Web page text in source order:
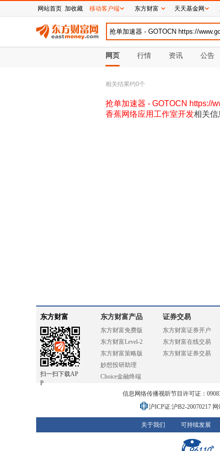
网页 行情 资讯 公告
相关结果约0个
抢单加速器 - GOTOCN https://
香蕉网络应用工作室开发相关信
东方财富
扫一扫下载AP
P
东方财富产品
东方财富免费版
东方财富Level-2
东方财富策略版
妙想投研助理
Choice金融终端
证券交易
东方财富证券开户
东方财富在线交易
东方财富证券交易
信息网络传播视听节目许可证：
沪ICP证:沪B2-20070217
关于我们 可持续发展
网站首页 加收藏 移动客户端 东方财富 天天基金网